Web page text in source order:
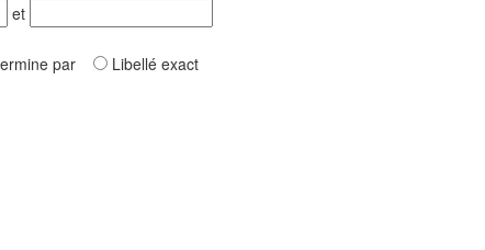
et
par Libellé exact